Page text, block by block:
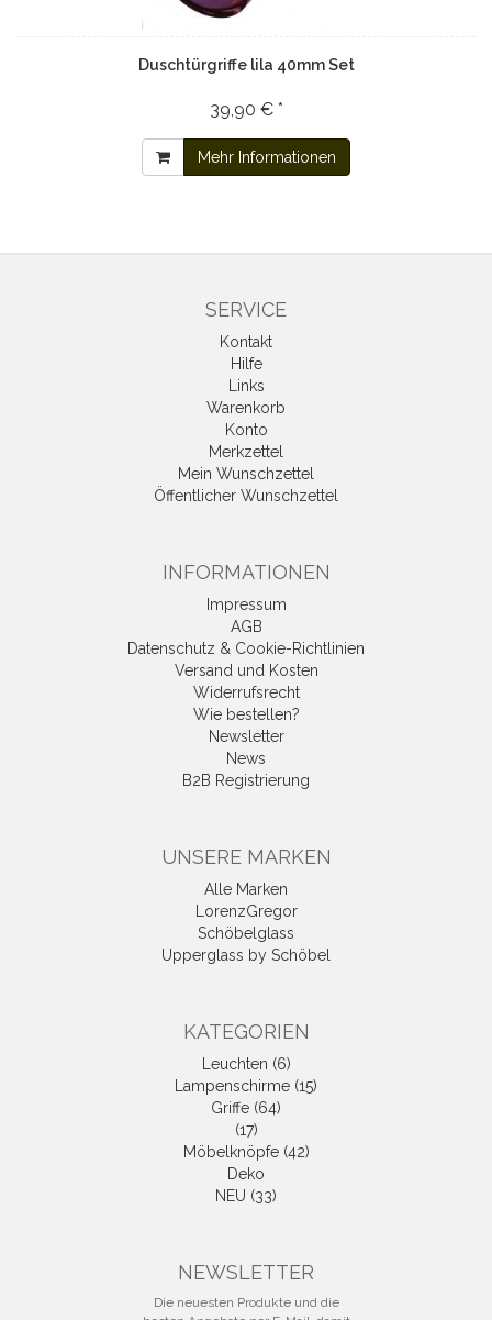
Duschtürgriffe lila 40mm Set
39,90 € *
Mehr Informationen
SERVICE
Kontakt
Hilfe
Links
Warenkorb
Konto
Merkzettel
Mein Wunschzettel
Öffentlicher Wunschzettel
INFORMATIONEN
Impressum
AGB
Datenschutz & Cookie-Richtlinien
Versand und Kosten
Widerrufsrecht
Wie bestellen?
Newsletter
News
B2B Registrierung
UNSERE MARKEN
Alle Marken
LorenzGregor
Schöbelglass
Upperglass by Schöbel
KATEGORIEN
Leuchten (6)
Lampenschirme (15)
Griffe (64)
(17)
Möbelknöpfe (42)
Deko
NEU (33)
NEWSLETTER
Die neuesten Produkte und die